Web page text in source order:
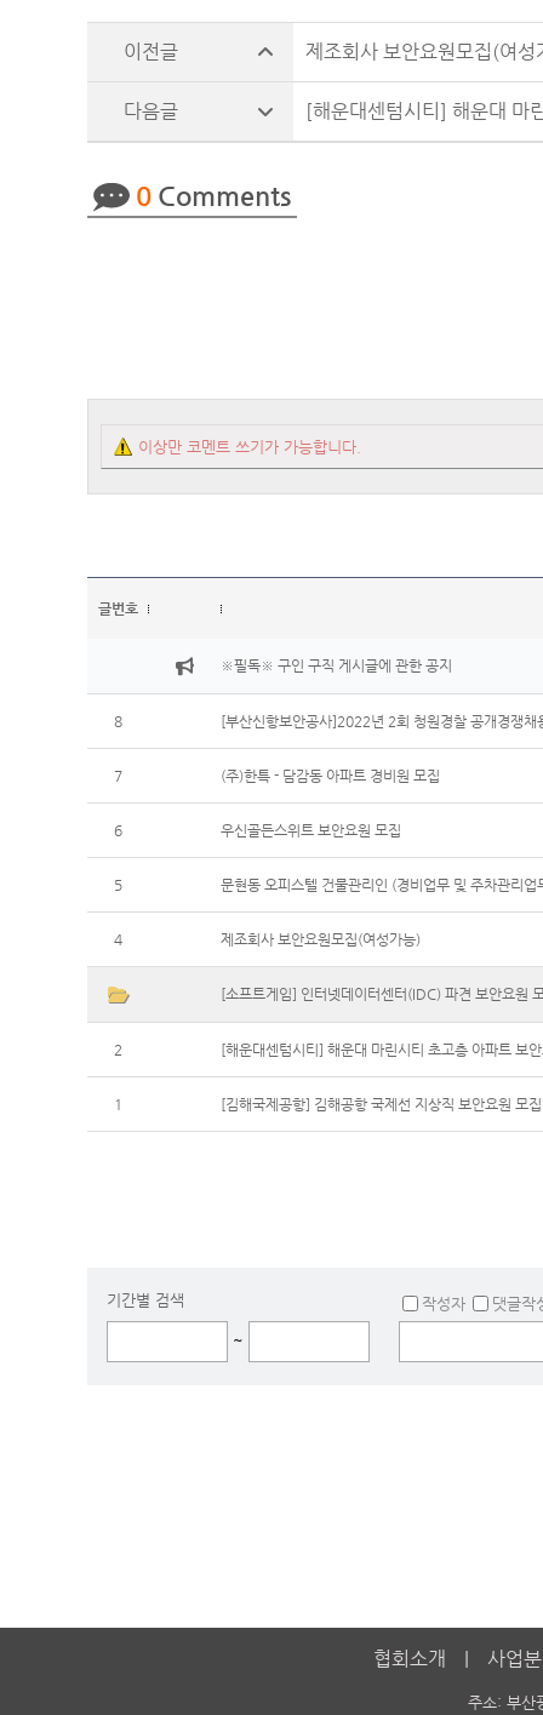
제조회사 보안요원모집(여성
[해운대센텀시티] 해운대 마
0 Comments
이상만 코멘트 쓰기가 가능합니다.
글번호
※필독※ 구인 구직 게시글에 관한 공지
8 [부산신항보안공사]2022년 2회 청원경찰 공개경쟁채
7 (주)한특 - 담감동 아파트 경비원 모집
6 우신골든스위트 보안요원 모집
5 문현동 오피스텔 건물관리인 (경비업무 및 주차관리업
4 제조회사 보안요원모집(여성가능)
[소프트게임] 인터넷데이터센터(IDC) 파견 보안요원
2 [해운대센텀시티] 해운대 마린시티 초고층 아파트 보
1 [김해국제공항] 김해공항 국제선 지상직 보안요원 모집
기간별 검색
~
작성자 댓글작
협회소개 사업
주소: 부산